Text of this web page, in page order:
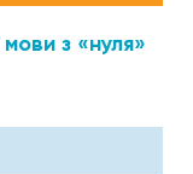
мови з «нуля»